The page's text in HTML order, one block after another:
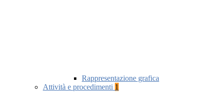
Rappresentazione grafica
Attività e procedimenti 1